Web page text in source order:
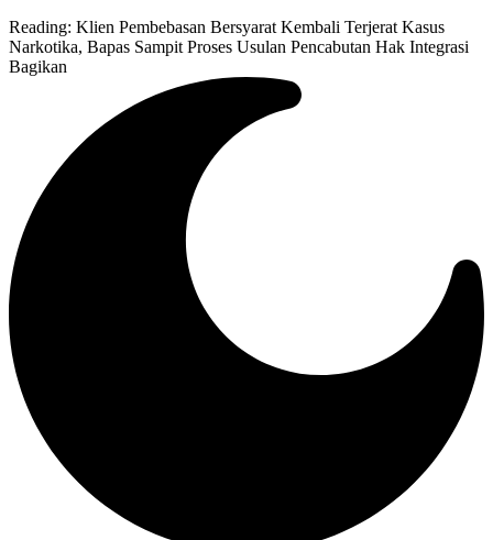
Reading: Klien Pembebasan Bersyarat Kembali Terjerat Kasus
Narkotika, Bapas Sampit Proses Usulan Pencabutan Hak Integrasi
Bagikan